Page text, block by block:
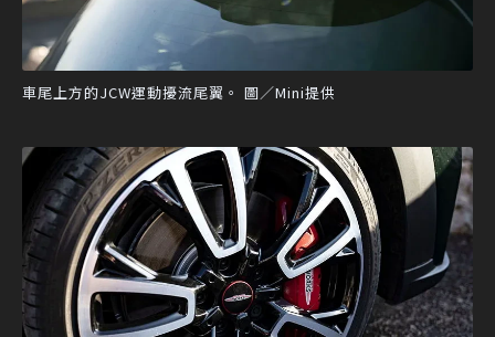
車尾上方的JCW運動擾流尾翼。 圖／Mini提供